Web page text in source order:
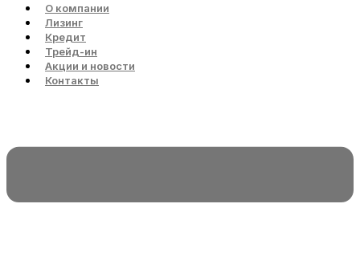
О компании
Лизинг
Кредит
Трейд-ин
Акции и новости
Контакты